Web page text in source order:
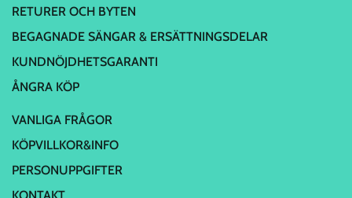
RETURER OCH BYTEN
BEGAGNADE SÄNGAR & ERSÄTTNINGSDELAR
KUNDNÖJDHETSGARANTI
ÅNGRA KÖP
VANLIGA FRÅGOR
KÖPVILLKOR&INFO
PERSONUPPGIFTER